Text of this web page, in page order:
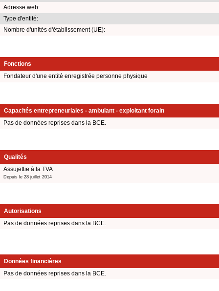
Adresse web:
Type d'entité:
Nombre d'unités d'établissement (UE):
Fonctions
Fondateur d'une entité enregistrée personne physique
Capacités entrepreneuriales - ambulant - exploitant forain
Pas de données reprises dans la BCE.
Qualités
Assujettie à la TVA
Depuis le 28 juillet 2014
Autorisations
Pas de données reprises dans la BCE.
Données financières
Pas de données reprises dans la BCE.